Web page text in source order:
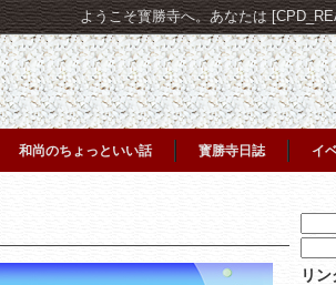
ようこそ寳勝寺へ。あなたは
和尚のちょっといい話 寳勝寺日誌 イ
索:
索:
リン